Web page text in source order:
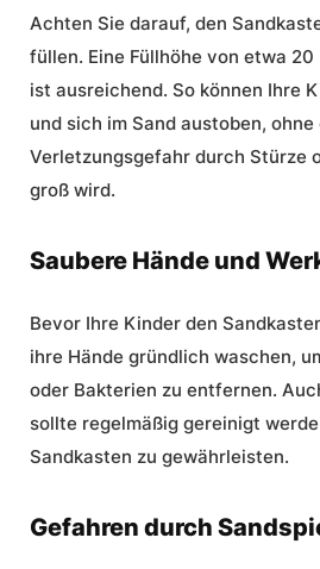
Achten Sie darauf, den
füllen. Eine Füllhöhe von etwa
ist ausreichend. So können Ihre
und sich im Sand austoben, ohne
Verletzungsgefahr durch Stürze
groß wird.
Saubere Hände und
Bevor Ihre Kinder den
ihre Hände gründlich waschen,
oder Bakterien zu entfernen.
sollte regelmäßig gereinigt
Sandkasten zu gewährleisten.
Gefahren durch